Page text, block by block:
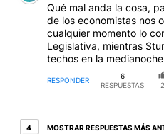
Qué mal anda la cosa,
de los economistas nos
cualquier momento lo
Legislativa, mientras
techos en la
RESPONDER
6
RESPUESTAS
2
44 respuestas más antiguas
MOSTRAR RESPUESTAS MÁS